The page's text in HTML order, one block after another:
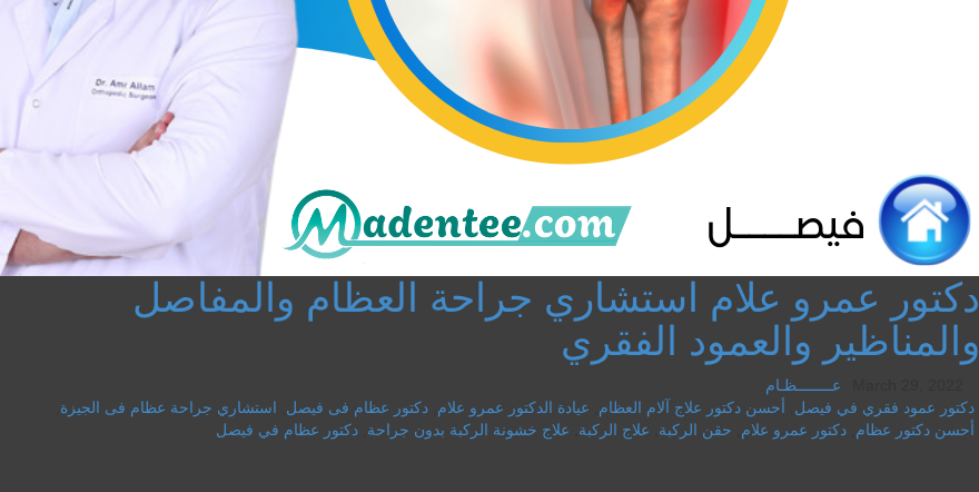
دكتور عمرو علام استشاري جراحة العظام والمفاصل
والمناظير والعمود الفقري
عــــــــظـام
دكتور عمود فقري في فيصل
أحسن دكتور علاج آلام العظام عيادة الدكتور عمرو علام دكتور عظام فى فيصل استشاري جراحة عظام فى الجيزة
أحسن دكتور عظام دكتور عمرو علام حقن الركبة علاج الركبة علاج خشونة الركبة بدون جراحة دكتور عظام في فيصل